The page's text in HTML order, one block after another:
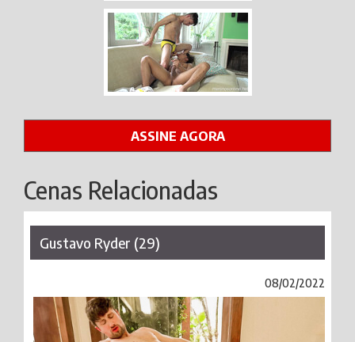
ASSINE AGORA
Cenas Relacionadas
Gustavo Ryder (29)
08/02/2022